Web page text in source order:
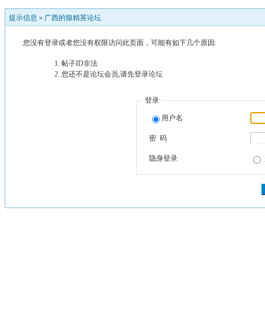
提示信息 » 广西的狼精英论坛
您没有登录或者您没有权限访问此页面，可能有如下几个原因:
帖子ID非法
您还不是论坛会员,请先登录论坛
登录
用户名
密 码
隐身登录